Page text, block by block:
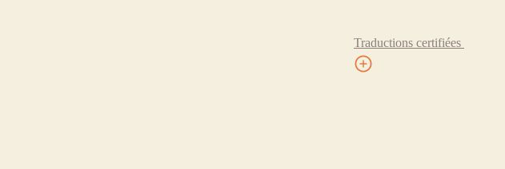
Traductions certifiées